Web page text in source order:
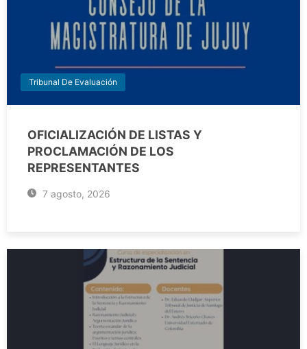
Tribunal De Evaluación
OFICIALIZACIÓN DE LISTAS Y
PROCLAMACIÓN DE LOS
REPRESENTANTES
7 agosto, 2026